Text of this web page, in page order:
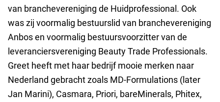
van branchevereniging de Huidprofessional. Ook
was zij voormalig bestuurslid van branchevereniging
Anbos en voormalig bestuursvoorzitter van de
leveranciersvereniging Beauty Trade Professionals.
Greet heeft met haar bedrijf mooie merken naar
Nederland gebracht zoals MD-Formulations (later
Jan Marini), Casmara, Priori, bareMinerals, Phitex,